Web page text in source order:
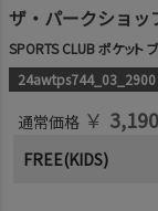
ザ・パークショッ
SPORTS CLUB ポケット
24awtps744_03_2900
通常価格 ￥ 3,190
FREE(KIDS)